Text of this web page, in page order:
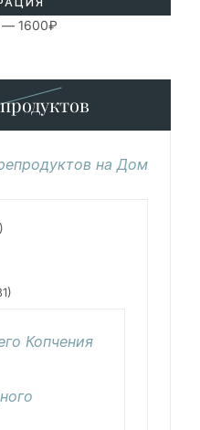
— 1600₽
на Дом
Копчения